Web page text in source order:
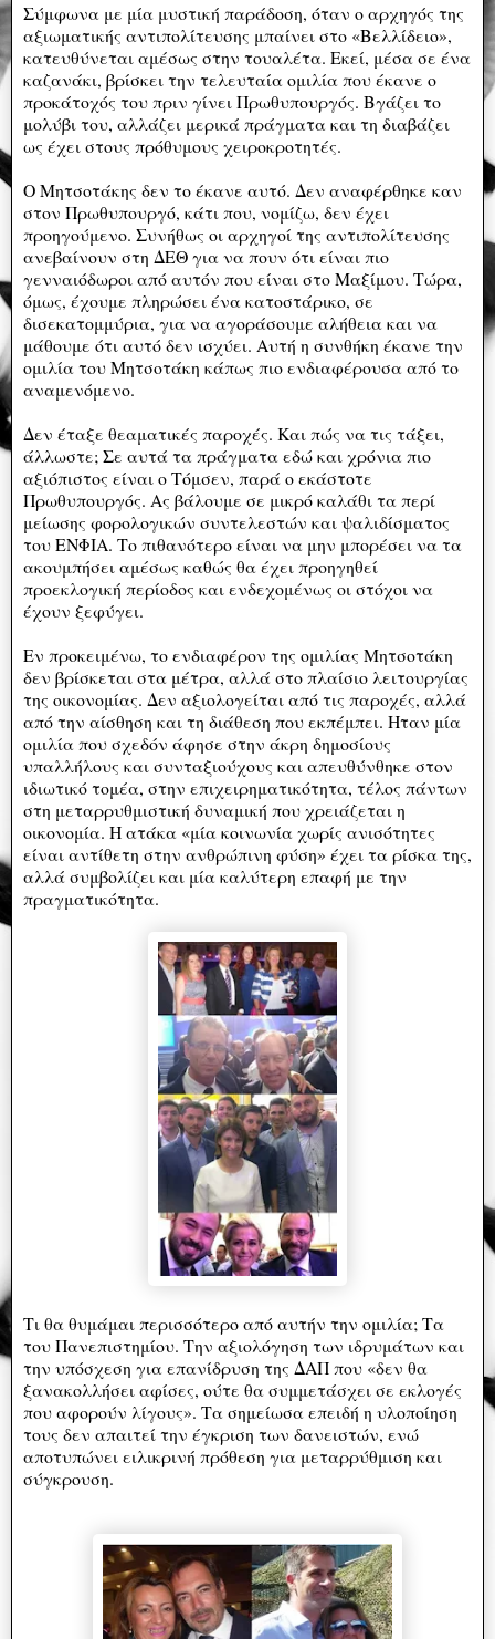
Σύμφωνα με μία μυστική παράδοση, όταν ο αρχηγός της
αξιωματικής αντιπολίτευσης μπαίνει στο «Βελλίδειο»,
κατευθύνεται αμέσως στην τουαλέτα. Εκεί, μέσα σε ένα
καζανάκι, βρίσκει την τελευταία ομιλία που έκανε ο
προκάτοχός του πριν γίνει Πρωθυπουργός. Βγάζει το
μολύβι του, αλλάζει μερικά πράγματα και τη διαβάζει
ως έχει στους πρόθυμους χειροκροτητές.
Ο Μητσοτάκης δεν το έκανε αυτό. Δεν αναφέρθηκε καν
στον Πρωθυπουργό, κάτι που, νομίζω, δεν έχει
προηγούμενο. Συνήθως οι αρχηγοί της αντιπολίτευσης
ανεβαίνουν στη ΔΕΘ για να πουν ότι είναι πιο
γενναιόδωροι από αυτόν που είναι στο Μαξίμου. Τώρα,
όμως, έχουμε πληρώσει ένα κατοστάρικο, σε
δισεκατομμύρια, για να αγοράσουμε αλήθεια και να
μάθουμε ότι αυτό δεν ισχύει. Αυτή η συνθήκη έκανε την
ομιλία του Μητσοτάκη κάπως πιο ενδιαφέρουσα από το
αναμενόμενο.
Δεν έταξε θεαματικές παροχές. Και πώς να τις τάξει,
άλλωστε; Σε αυτά τα πράγματα εδώ και χρόνια πιο
αξιόπιστος είναι ο Τόμσεν, παρά ο εκάστοτε
Πρωθυπουργός. Ας βάλουμε σε μικρό καλάθι τα περί
μείωσης φορολογικών συντελεστών και ψαλιδίσματος
του ΕΝΦΙΑ. Το πιθανότερο είναι να μην μπορέσει να τα
ακουμπήσει αμέσως καθώς θα έχει προηγηθεί
προεκλογική περίοδος και ενδεχομένως οι στόχοι να
έχουν ξεφύγει.
Εν προκειμένω, το ενδιαφέρον της ομιλίας Μητσοτάκη
δεν βρίσκεται στα μέτρα, αλλά στο πλαίσιο λειτουργίας
της οικονομίας. Δεν αξιολογείται από τις παροχές, αλλά
από την αίσθηση και τη διάθεση που εκπέμπει. Ηταν μία
ομιλία που σχεδόν άφησε στην άκρη δημοσίους
υπαλλήλους και συνταξιούχους και απευθύνθηκε στον
ιδιωτικό τομέα, στην επιχειρηματικότητα, τέλος πάντων
στη μεταρρυθμιστική δυναμική που χρειάζεται η
οικονομία. Η ατάκα «μία κοινωνία χωρίς ανισότητες
είναι αντίθετη στην ανθρώπινη φύση» έχει τα ρίσκα της,
αλλά συμβολίζει και μία καλύτερη επαφή με την
πραγματικότητα.
Τι θα θυμάμαι περισσότερο από αυτήν την ομιλία; Τα
του Πανεπιστημίου. Την αξιολόγηση των ιδρυμάτων και
την υπόσχεση για επανίδρυση της ΔΑΠ που «δεν θα
ξανακολλήσει αφίσες, ούτε θα συμμετάσχει σε εκλογές
που αφορούν λίγους». Τα σημείωσα επειδή η υλοποίηση
τους δεν απαιτεί την έγκριση των δανειστών, ενώ
αποτυπώνει ειλικρινή πρόθεση για μεταρρύθμιση και
σύγκρουση.